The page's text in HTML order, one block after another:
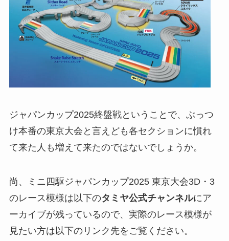
ジャパンカップ2025終盤戦ということで、ぶっつ
け本番の東京大会と言えども各セクションに慣れ
て来た人も増えて来たのではないでしょうか。
尚、ミニ四駆ジャパンカップ2025 東京大会3D・3
のレース模様は以下のタミヤ公式チャンネルにア
ーカイブが残っているので、実際のレース模様が
見たい方は以下のリンク先をご覧ください。